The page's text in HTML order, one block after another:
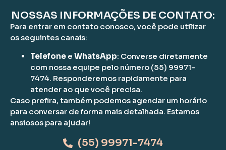
NOSSAS INFORMAÇÕES DE CONTATO:
Para entrar em contato conosco, você pode utilizar
os seguintes canais:
Telefone e WhatsApp: Converse diretamente
com nossa equipe pelo número (55) 99971-
7474. Responderemos rapidamente para
atender ao que você precisa.
Caso prefira, também podemos agendar um horário
para conversar de forma mais detalhada. Estamos
ansiosos para ajudar!
(55) 99971-7474